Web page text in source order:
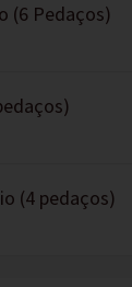
(6 Pedaços)
(4 pedaços)